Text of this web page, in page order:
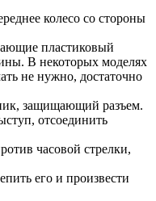
колесо со стороны
пластиковый
В некоторых моделях
не нужно, достаточно
защищающий разъем.
отсоединить
часовой стрелки,
его и произвести